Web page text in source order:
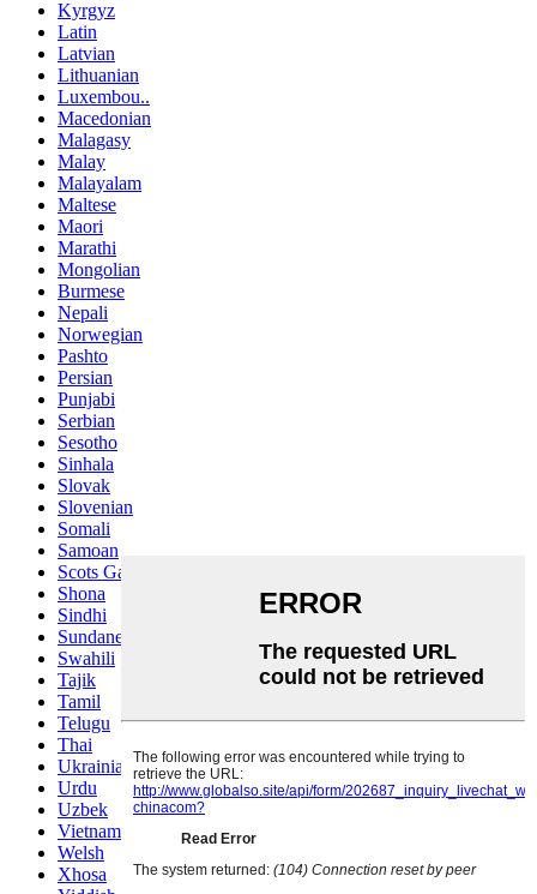
Kyrgyz
Latin
Latvian
Lithuanian
Luxembou..
Macedonian
Malagasy
Malay
Malayalam
Maltese
Maori
Marathi
Mongolian
Burmese
Nepali
Norwegian
Pashto
Persian
Punjabi
Serbian
Sesotho
Sinhala
Slovak
Slovenian
Somali
Samoan
Scots Gaelic
Shona
Sindhi
Sundanese
Swahili
Tajik
Tamil
Telugu
Thai
Ukrainian
Urdu
Uzbek
Vietnamese
Welsh
Xhosa